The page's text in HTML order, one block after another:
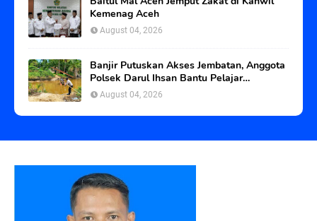
Kemenag Aceh
August 04, 2026
Banjir Putuskan Akses Jembatan, Anggota
Polsek Darul Ihsan Bantu Pelajar
Seberangi Sungai
August 04, 2026